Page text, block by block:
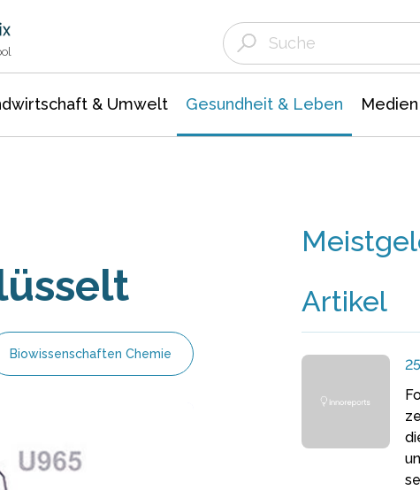
& Umwelt Gesundheit & Leben
Biowissenschaften Chemie
Artikel